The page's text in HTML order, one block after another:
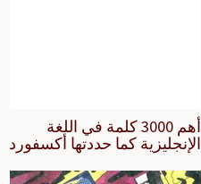
أهم 3000 كلمة في اللغة
الإنجليزية كما حددتها أكسفورد